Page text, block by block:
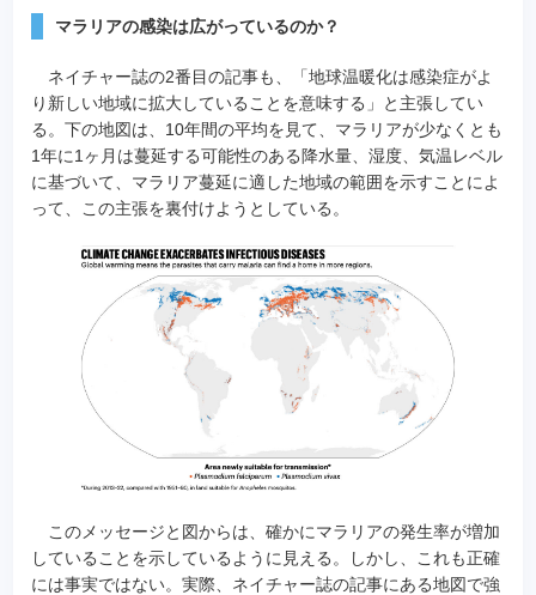
マラリアの感染は広がっているのか？
ネイチャー誌の2番目の記事も、「地球温暖化は感染症がよ
り新しい地域に拡大していることを意味する」と主張してい
る。下の地図は、10年間の平均を見て、マラリアが少なくとも
1年に1ヶ月は蔓延する可能性のある降水量、湿度、気温レベル
に基づいて、マラリア蔓延に適した地域の範囲を示すことによ
って、この主張を裏付けようとしている。
このメッセージと図からは、確かにマラリアの発生率が増加
していることを示しているように見える。しかし、これも正確
には事実ではない。実際、ネイチャー誌の記事にある地図で強